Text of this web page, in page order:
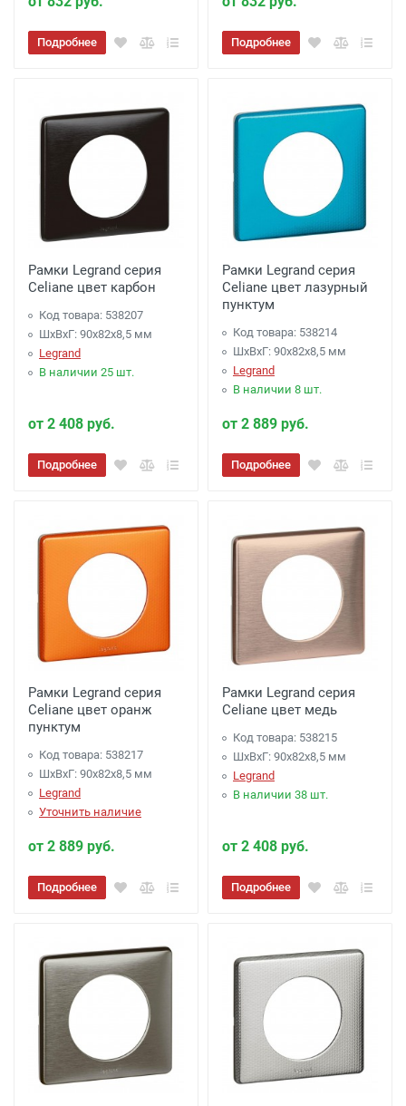
Подробнее Подробнее
Рамки Legrand серия
Celiane цвет карбон
Код товара: 538207
ШхВхГ: 90x82x8,5 мм
Legrand
В наличии 25 шт.
от 2 408 руб.
Подробнее
Рамки Legrand серия
Celiane цвет лазурный
пунктум
Код товара: 538214
ШхВхГ: 90x82x8,5 мм
Legrand
В наличии 8 шт.
от 2 889 руб.
Подробнее
Рамки Legrand серия
Celiane цвет оранж
пунктум
Код товара: 538217
ШхВхГ: 90x82x8,5 мм
Legrand
Уточнить наличие
от 2 889 руб.
Подробнее
Рамки Legrand серия
Celiane цвет медь
Код товара: 538215
ШхВхГ: 90x82x8,5 мм
Legrand
В наличии 38 шт.
от 2 408 руб.
Подробнее